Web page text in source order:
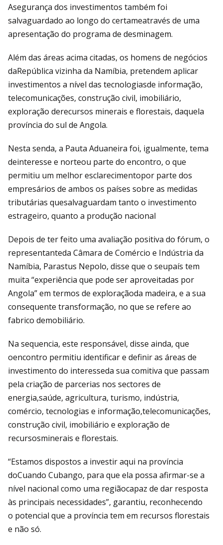
Asegurança dos investimentos também foi
salvaguardado ao longo do certameatravés de uma
apresentação do programa de desminagem.
Além das áreas acima citadas, os homens de negócios
daRepública vizinha da Namíbia, pretendem aplicar
investimentos a nível das tecnologiasde informação,
telecomunicações, construção civil, imobiliário,
exploração derecursos minerais e florestais, daquela
província do sul de Angola.
Nesta senda, a Pauta Aduaneira foi, igualmente, tema
deinteresse e norteou parte do encontro, o que
permitiu um melhor esclarecimentopor parte dos
empresários de ambos os países sobre as medidas
tributárias quesalvaguardam tanto o investimento
estrageiro, quanto a produção nacional
Depois de ter feito uma avaliação positiva do fórum, o
representanteda Câmara de Comércio e Indústria da
Namíbia, Parastus Nepolo, disse que o seupaís tem
muita “experiência que pode ser aproveitadas por
Angola” em termos de exploraçãoda madeira, e a sua
consequente transformação, no que se refere ao
fabrico demobiliário.
Na sequencia, este responsável, disse ainda, que
oencontro permitiu identificar e definir as áreas de
investimento do interesseda sua comitiva que passam
pela criação de parcerias nos sectores de
energia,saúde, agricultura, turismo, indústria,
comércio, tecnologias e informação,telecomunicações,
construção civil, imobiliário e exploração de
recursosminerais e florestais.
“Estamos dispostos a investir aqui na província
doCuando Cubango, para que ela possa afirmar-se a
nível nacional como uma regiãocapaz de dar resposta
às principais necessidades”, garantiu, reconhecendo
o potencial que a província tem em recursos florestais
e não só.